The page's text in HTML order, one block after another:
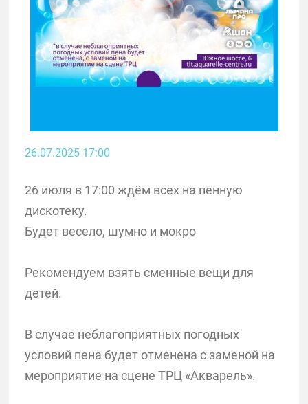
26.07.2025 17:00
26 июля в 17:00 ждём всех на пенную
дискотеку.
Будет весело, шумно и мокро
Рекомендуем взять сменные вещи для
детей.
В случае неблагоприятных погодных
условий пена будет отменена с заменой на
мероприятие на сцене ТРЦ «Акварель».